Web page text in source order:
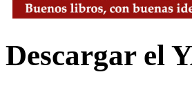
Descargar el